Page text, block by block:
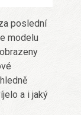
poslední
modelu
a i jaký